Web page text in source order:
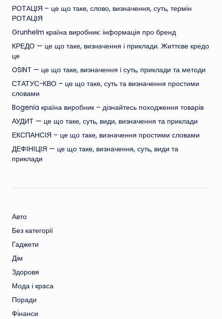
РОТАЦІЯ – це що таке, слово, визначення, суть, термін
РОТАЦІЯ
Grunhelm країна виробник: інформація про бренд
КРЕДО — це що таке, визначення і приклади. Життєве кредо
це
OSINT — це що таке, визначення і суть, приклади та методи
СТАТУС-КВО – це що таке, суть та визначення простими
словами
Bogenia країна виробник – дізнайтесь походження товарів
АУДИТ — це що таке, суть, види, визначення та приклади
ЕКСПАНСІЯ – це що таке, визначення простими словами
ДЕФІНІЦІЯ — це що таке, визначення, суть, види та
приклади
Авто
Без категорії
Гаджети
Дім
Здоровя
Мода і краса
Поради
Фінанси